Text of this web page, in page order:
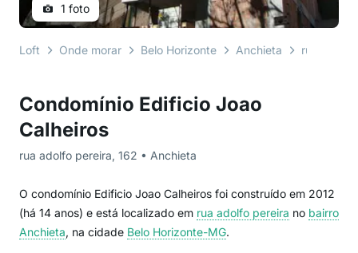
Condomínio Edificio Joao
Calheiros
rua adolfo pereira, 162 • Anchieta
O condomínio Edificio Joao Calheiros foi construído em 2012
(há 14 anos) e está localizado em rua adolfo pereira no bairro
Anchieta, na cidade Belo Horizonte-MG.
1 foto
Loft Onde morar Belo Horizonte Anchieta rua adolfo